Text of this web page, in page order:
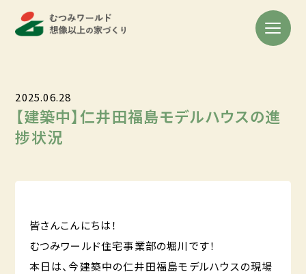
2025.06.28
【建築中】仁井田福島モデルハウスの進
捗状況
皆さんこんにちは！
むつみワールド住宅事業部の堀川です！
本日は、今建築中の仁井田福島モデルハウスの現場